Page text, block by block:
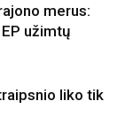
merus:
užimtų
liko tik